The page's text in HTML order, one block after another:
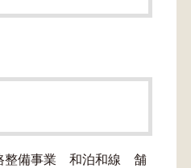
整備事業 和泊和線 舗